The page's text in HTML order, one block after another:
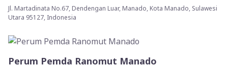
Jl. Martadinata No.67, Dendengan Luar, Manado, Kota Manado, Sulawesi
Utara 95127, Indonesia
Perum Pemda Ranomut Manado